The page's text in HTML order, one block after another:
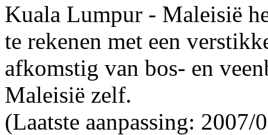
Kuala Lumpur - Maleisië
te rekenen met een
afkomstig van bos- en
Maleisië zelf.
(Laatste aanpassing: 2007/